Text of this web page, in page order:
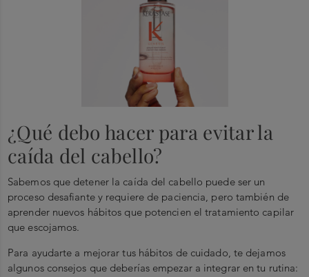
¿Qué debo hacer para evitar la
caída del cabello?
Sabemos que detener la caída del cabello puede ser un
proceso desafiante y requiere de paciencia, pero también de
aprender nuevos hábitos que potencien el tratamiento capilar
que escojamos.
Para ayudarte a mejorar tus hábitos de cuidado, te dejamos
algunos consejos que deberías empezar a integrar en tu rutina: